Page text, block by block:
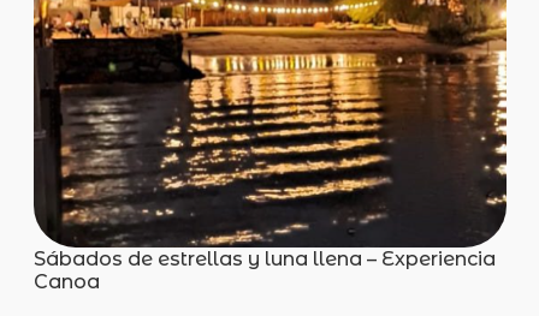
Sábados de estrellas y luna llena – Experiencia
Canoa